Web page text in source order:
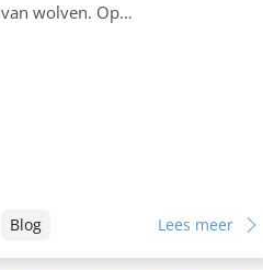
van wolven. Op…
Blog Lees meer